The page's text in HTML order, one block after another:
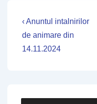
Navigare
în
articole
Previous
Post
is
‹ Anuntul intalnirilor
de animare din
14.11.2024